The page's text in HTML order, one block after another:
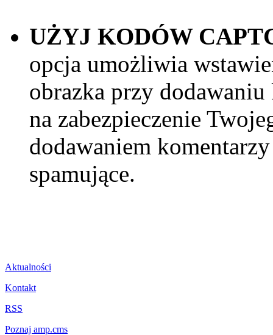
UŻYJ KODÓW
opcja umożliwia
obrazka przy
na zabezpieczenie
dodawaniem
spamujące.
Aktualności
Kontakt
RSS
Poznaj amp.cms